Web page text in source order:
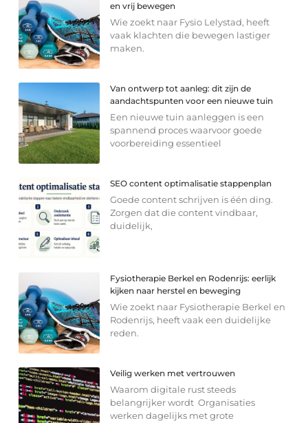
en vrij bewegen
Wie zoekt naar Fysio Lelystad, heeft
vaak klachten die bewegen lastiger
maken.
Van ontwerp tot aanleg: dit zijn de
aandachtspunten voor een nieuwe tuin
Een nieuwe tuin aanleggen is een
spannend proces waarvoor goede
voorbereiding essentieel
SEO content optimalisatie stappenplan
Goede content schrijven is één ding.
Zorgen dat die content vindbaar,
duidelijk,
Fysiotherapie Berkel en Rodenrijs: eerlijk
kijken naar herstel en beweging
Wie zoekt naar Fysiotherapie Berkel en
Rodenrijs, heeft vaak een duidelijke
reden.
Veilig werken met vertrouwen
Waarom digitale rust steeds
belangrijker wordt Organisaties
werken dagelijks met grote